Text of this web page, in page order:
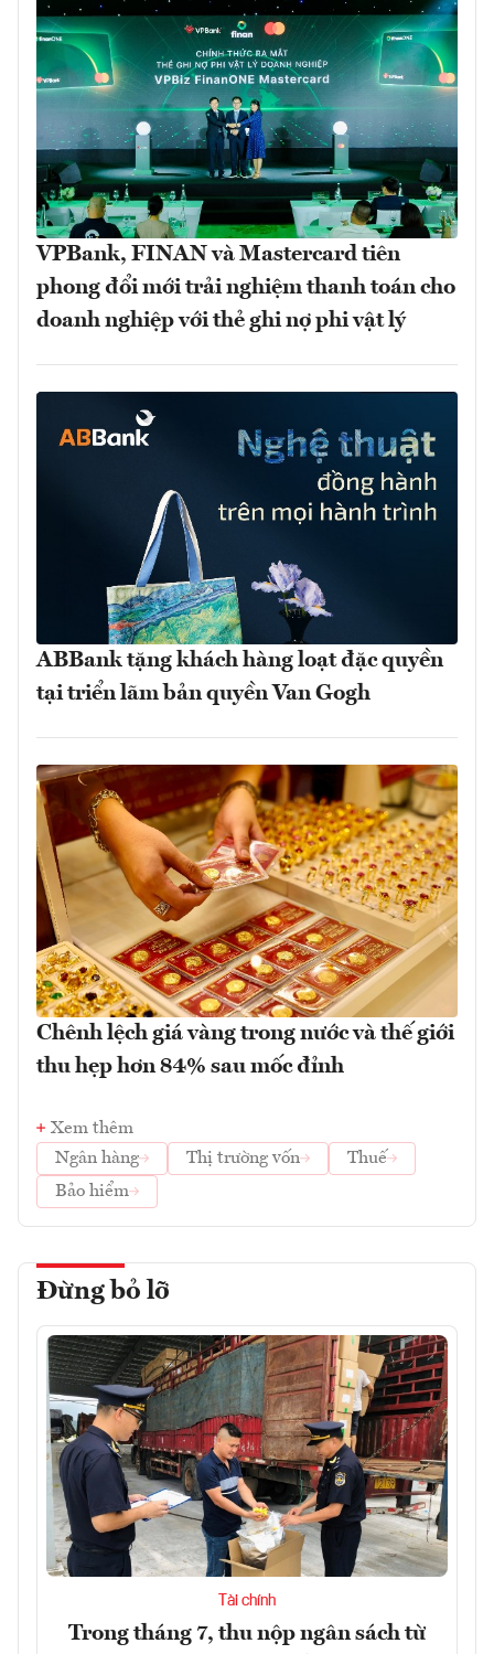
VPBank, FINAN và Mastercard tiên
phong đổi mới trải nghiệm thanh toán cho
doanh nghiệp với thẻ ghi nợ phi vật lý
ABBank tặng khách hàng loạt đặc quyền
tại triển lãm bản quyền Van Gogh
Chênh lệch giá vàng trong nước và thế giới
thu hẹp hơn 84% sau mốc đỉnh
Xem thêm
Ngân hàng
Thị trường vốn
Thuế
Bảo hiểm
Đừng bỏ lỡ
Tài chính
Trong tháng 7, thu nộp ngân sách từ